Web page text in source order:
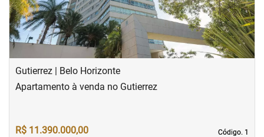
Gutierrez | Belo Horizonte
Código. 1
Código. 1
Apartamento à venda no Gutierrez
R$ 11.390.000,00